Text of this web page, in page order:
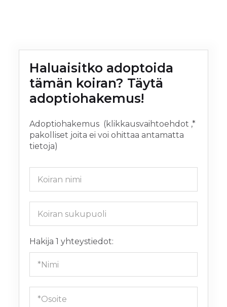
tämän koiran? Täytä
adoptiohakemus!
Adoptiohakemus (klikkausvaihtoehdot ,*
pakolliset joita ei voi ohittaa antamatta
tietoja)
Hakija 1 yhteystiedot: